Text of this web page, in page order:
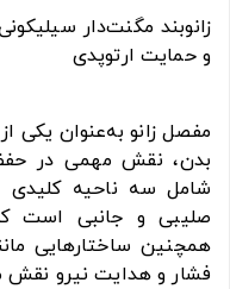
زانوبند مگنت‌دار
و حمایت ارتوپدی
مفصل زانو به‌عنوان یکی
بدن، نقش مهمی در
شامل سه ناحیه کلیدی
صلیبی و جانبی است
همچنین ساختارهایی
فشار و هدایت نیرو نقش